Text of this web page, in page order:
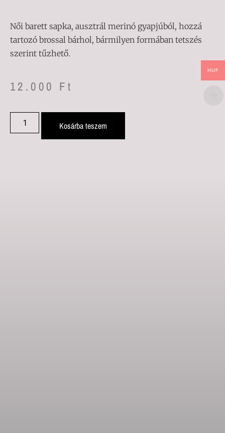
Női barett sapka, ausztrál merinó gyapjúból, hozzá
tartozó brossal bárhol, bármilyen formában tetszés
szerint tűzhető.
12.000 Ft
Kosárba teszem
HUF